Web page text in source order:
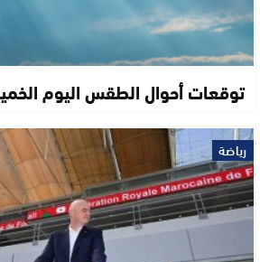
توقعات أحوال الطقس اليوم
رياضة